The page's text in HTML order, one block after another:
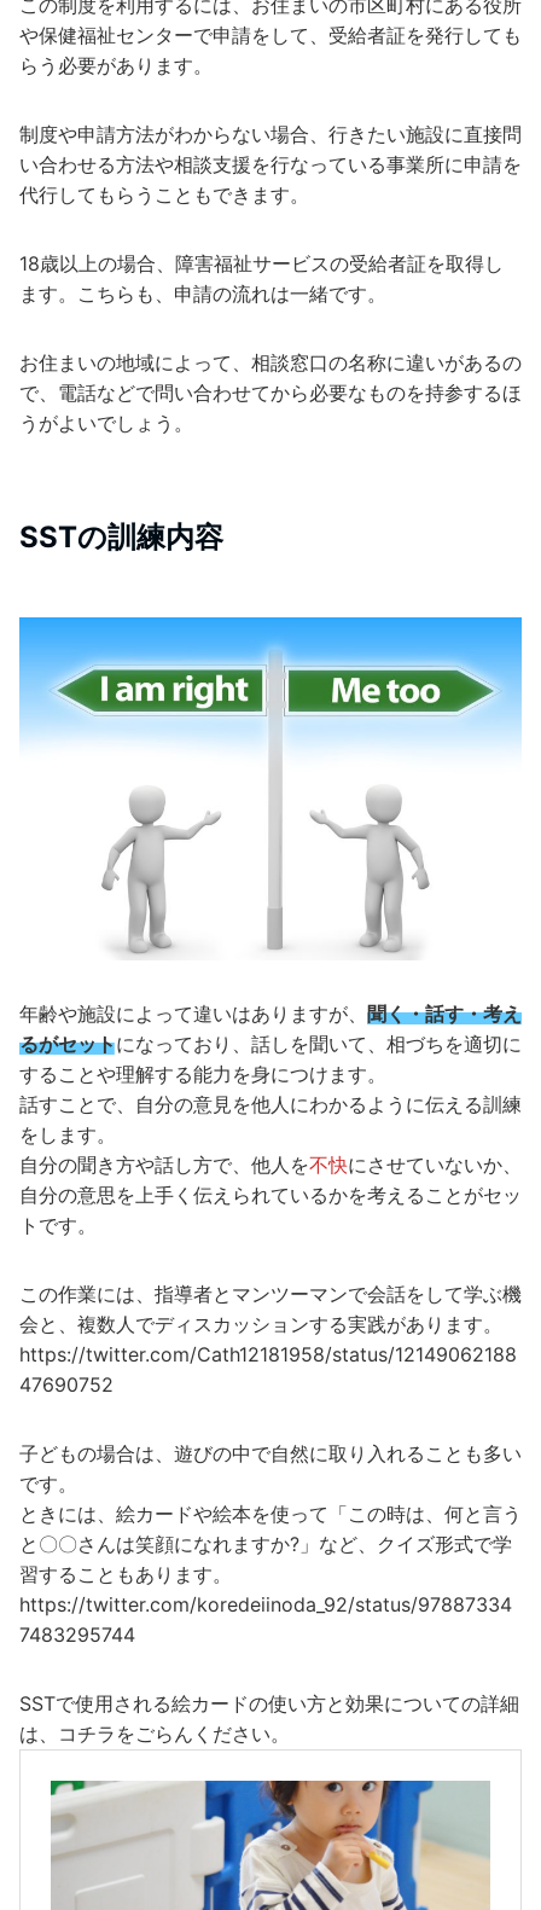
この制度を利用するには、お住まいの市区町村にある役所
や保健福祉センターで申請をして、受給者証を発行しても
らう必要があります。
制度や申請方法がわからない場合、行きたい施設に直接問
い合わせる方法や相談支援を行なっている事業所に申請を
代行してもらうこともできます。
18歳以上の場合、障害福祉サービスの受給者証を取得し
ます。こちらも、申請の流れは一緒です。
お住まいの地域によって、相談窓口の名称に違いがあるの
で、電話などで問い合わせてから必要なものを持参するほ
うがよいでしょう。
SSTの訓練内容
年齢や施設によって違いはありますが、 聞く・話す・考え
るがセットになっており、話しを聞いて、相づちを適切に
することや理解する能力を身につけます。
話すことで、自分の意見を他人にわかるように伝える訓練
をします。
自分の聞き方や話し方で、他人を不快にさせていないか、
自分の意思を上手く伝えられているかを考えることがセッ
トです。
この作業には、指導者とマンツーマンで会話をして学ぶ機
会と、複数人でディスカッションする実践があります。
https://twitter.com/Cath12181958/status/12149062188
47690752
子どもの場合は、遊びの中で自然に取り入れることも多い
です。
ときには、絵カードや絵本を使って「この時は、何と言う
と〇〇さんは笑顔になれますか?」など、クイズ形式で学
習することもあります。
https://twitter.com/koredeiinoda_92/status/97887334
7483295744
SSTで使用される絵カードの使い方と効果についての詳細
は、コチラをごらんください。